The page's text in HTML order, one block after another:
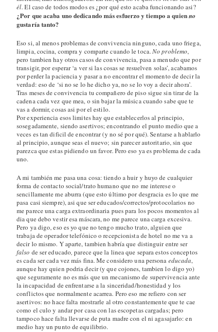
él. El caso de todos modos es ¿por qué esto acaba funcionando asi?
¿Por que acaba uno dedicando más esfuerzo y tiempo a quienno
gustaría tanto?
Eso si, al menos problemas de convivencia ninguno, cada uno friega,
limpia, cocina, compra y comparte cuando le toca.No problemo,
pero tambien hay otros casos de convivencia, pasa a menudo que por
transigir, por esperar ‘a ver si las cosas se resuelven solas’, acabamos
por perder la paciencia y pasar a no encontrar el momento de decir la
verdad: eso de ‘si no se lo he dicho ya, no se lo voy a decir ahora’.
Tras meses de convivencia tu compañero de piso sigue sin tirar de la
cadena cada vez que mea, o sin bajar la música cuando sabe que te
vas a dormir, cosas asi por el estilo.
Por experiencia esos limites hay que establecerlos al principio,
sosegadamente, siendo asertivos; encontrando el punto medio que a
veces es tan dificil de encontrar (y no sé por qué). Sentarse a hablarlo
al principio, aunque seas el nuevo; sin parecer autoritario, sin que
parezca que estas pidiendo un favor. Pero eso ya es problema de cada
uno.
A mi también me pasa una cosa: tiendo a huir y huyo de cualquier
forma de contacto social/trato humano que no me interese o
sencillamente me aburra (que esto último por desgracia es lo que me
pasa casi siempre), asi que ser educados/correctos/protocolarios no
me parece una carga extraordinaria pues para los pocos momentos al
dia que debo vestir esa máscara, no me parece una carga excesiva.
Pero ya digo, eso es yo que no tengo mucho trato, alguien que
trabaja de operador telefónico o recepcionista de hotel no me va a
decir lo mismo. Y aparte, tambien habría que distinguir entre ser
falso de ser educado, parece que la linea que separa estos conceptos
es cada ser cada vez más fina. Me considero una persona educada,
aunque hay quien podria decir (y que cojones, tambien lo digo yo)
que seguramente no es más que un mecanismo de supervivencia ante
la incapacidad de enfrentarse a la sinceridad/honestidad y los
conflictos que normalmente acarrea. Pero eso me refiero con ser
asertivos: no hace falta mostrarle al otro constantemente que te cae
como el culo y andar por casa con las escopetas cargadas; pero
tampoco hace falta llevarse de puta madre con el ni agasajarlo: en
medio hay un punto de equilibrio.